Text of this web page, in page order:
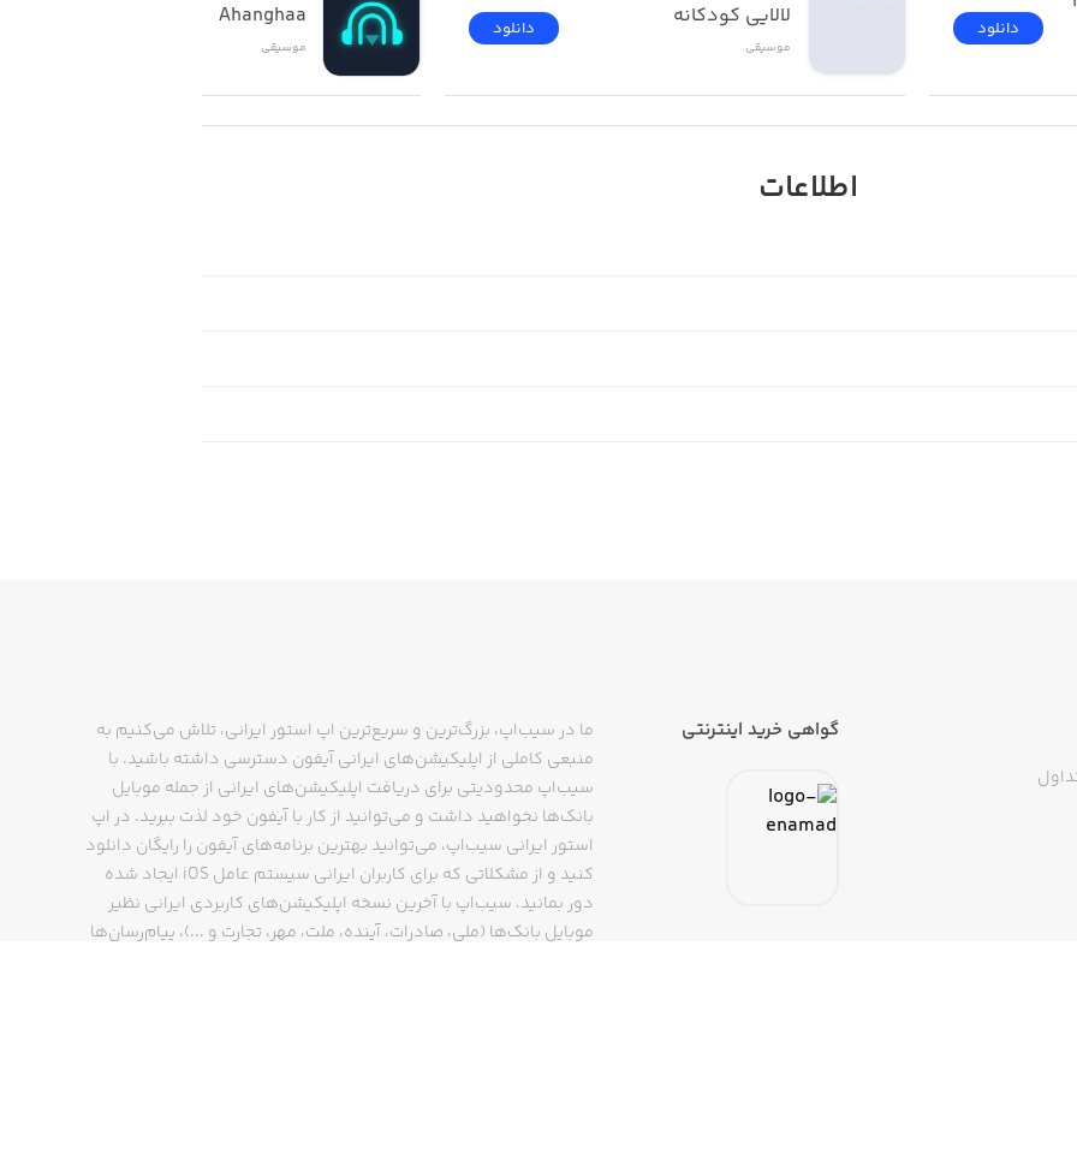
دانلود لالایی کودکانه
موسیقی
دانلود Ahanghaa
موسیقی
اطلاعات
گواهی خرید اینترنتی
ما در سیب‌اپ، بزرگ‌ترین و سریع‌ترین اپ استور ایرانی، تلاش می‌کنیم به
منبعی کاملی از اپلیکیشن‌های ایرانی آیفون دسترسی داشته باشید. با
سیب‌اپ محدودیتی برای دریافت اپلیکیشن‌های ایرانی از جمله موبایل
بانک‌ها نخواهید داشت و می‌توانید از کار با آیفون خود لذت ببرید. در اپ
استور ایرانی سیب‌اپ، می‌توانید بهترین برنامه‌های آیفون را رایگان دانلود
کنید و از مشکلاتی که برای کاربران ایرانی سیستم عامل iOS ایجاد شده
دور بمانید. سیب‌اپ با آخرین نسخه اپلیکیشن‌های کاربردی ایرانی نظیر
موبایل بانک‌ها (ملی، صادرات، آینده، ملت، مهر، تجارت و ...)، پیام‌رسان‌ها